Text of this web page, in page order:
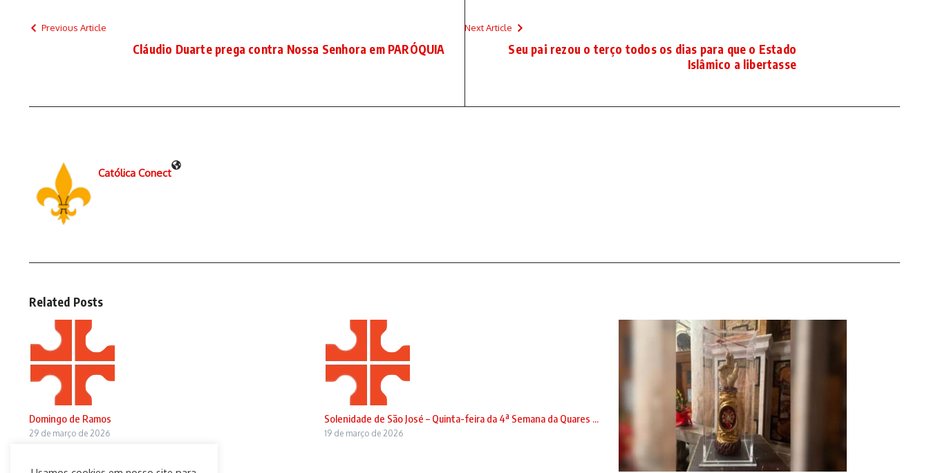
Previous Article
Cláudio Duarte prega contra Nossa Senhora em PARÓQUIA
Next Article
Seu pai rezou o terço todos os dias para que o Estado
Islâmico a libertasse
Católica Conect
Related Posts
Domingo de Ramos
29 de março de 2026
Solenidade de São José – Quinta-feira da 4ª Semana da Quares ...
19 de março de 2026